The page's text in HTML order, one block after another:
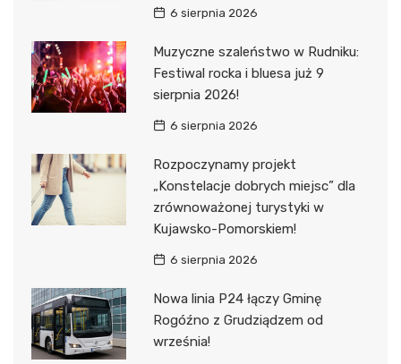
6 sierpnia 2026
Muzyczne szaleństwo w Rudniku:
Festiwal rocka i bluesa już 9
sierpnia 2026!
6 sierpnia 2026
Rozpoczynamy projekt
„Konstelacje dobrych miejsc” dla
zrównoważonej turystyki w
Kujawsko-Pomorskiem!
6 sierpnia 2026
Nowa linia P24 łączy Gminę
Rogóźno z Grudziądzem od
września!